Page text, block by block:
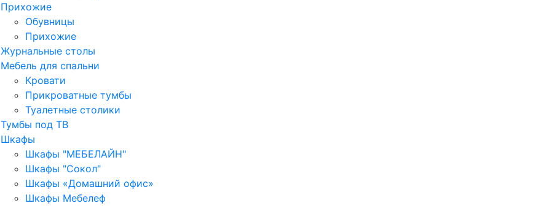
Прихожие
Обувницы
Прихожие
Журнальные столы
Мебель для спальни
Кровати
Прикроватные тумбы
Туалетные столики
Тумбы под ТВ
Шкафы
Шкафы "МЕБЕЛАЙН"
Шкафы "Сокол"
Шкафы «Домашний офис»
Шкафы Мебелеф